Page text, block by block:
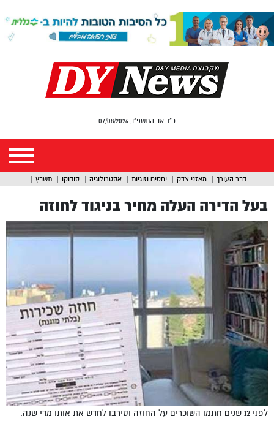
כ"ד אב התשפ"ו, 07/08/2026
דבר העורך מאזני צדק יחסים וזוגיות אסטרולוגיה סודוקו תשבץ
בעל הדירה העלה מחיר בניגוד לחוזה
לפני 12 שנים חתמו השוכרים על החוזה וסירבו לחדש את אותו מדי שנה.